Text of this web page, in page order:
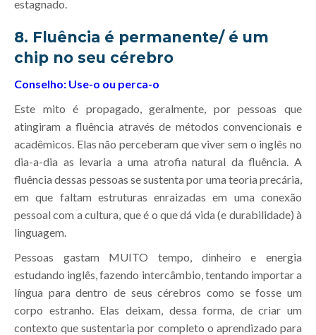
estagnado.
8. Fluência é permanente/ é um
chip no seu cérebro
Conselho: Use-o ou perca-o
Este mito é propagado, geralmente, por pessoas que
atingiram a fluência através de métodos convencionais e
acadêmicos. Elas não perceberam que viver sem o inglês no
dia-a-dia as levaria a uma atrofia natural da fluência. A
fluência dessas pessoas se sustenta por uma teoria precária,
em que faltam estruturas enraizadas em uma conexão
pessoal com a cultura, que é o que dá vida (e durabilidade) à
linguagem.
Pessoas gastam MUITO tempo, dinheiro e energia
estudando inglês, fazendo intercâmbio, tentando importar a
língua para dentro de seus cérebros como se fosse um
corpo estranho. Elas deixam, dessa forma, de criar um
contexto que sustentaria por completo o aprendizado para